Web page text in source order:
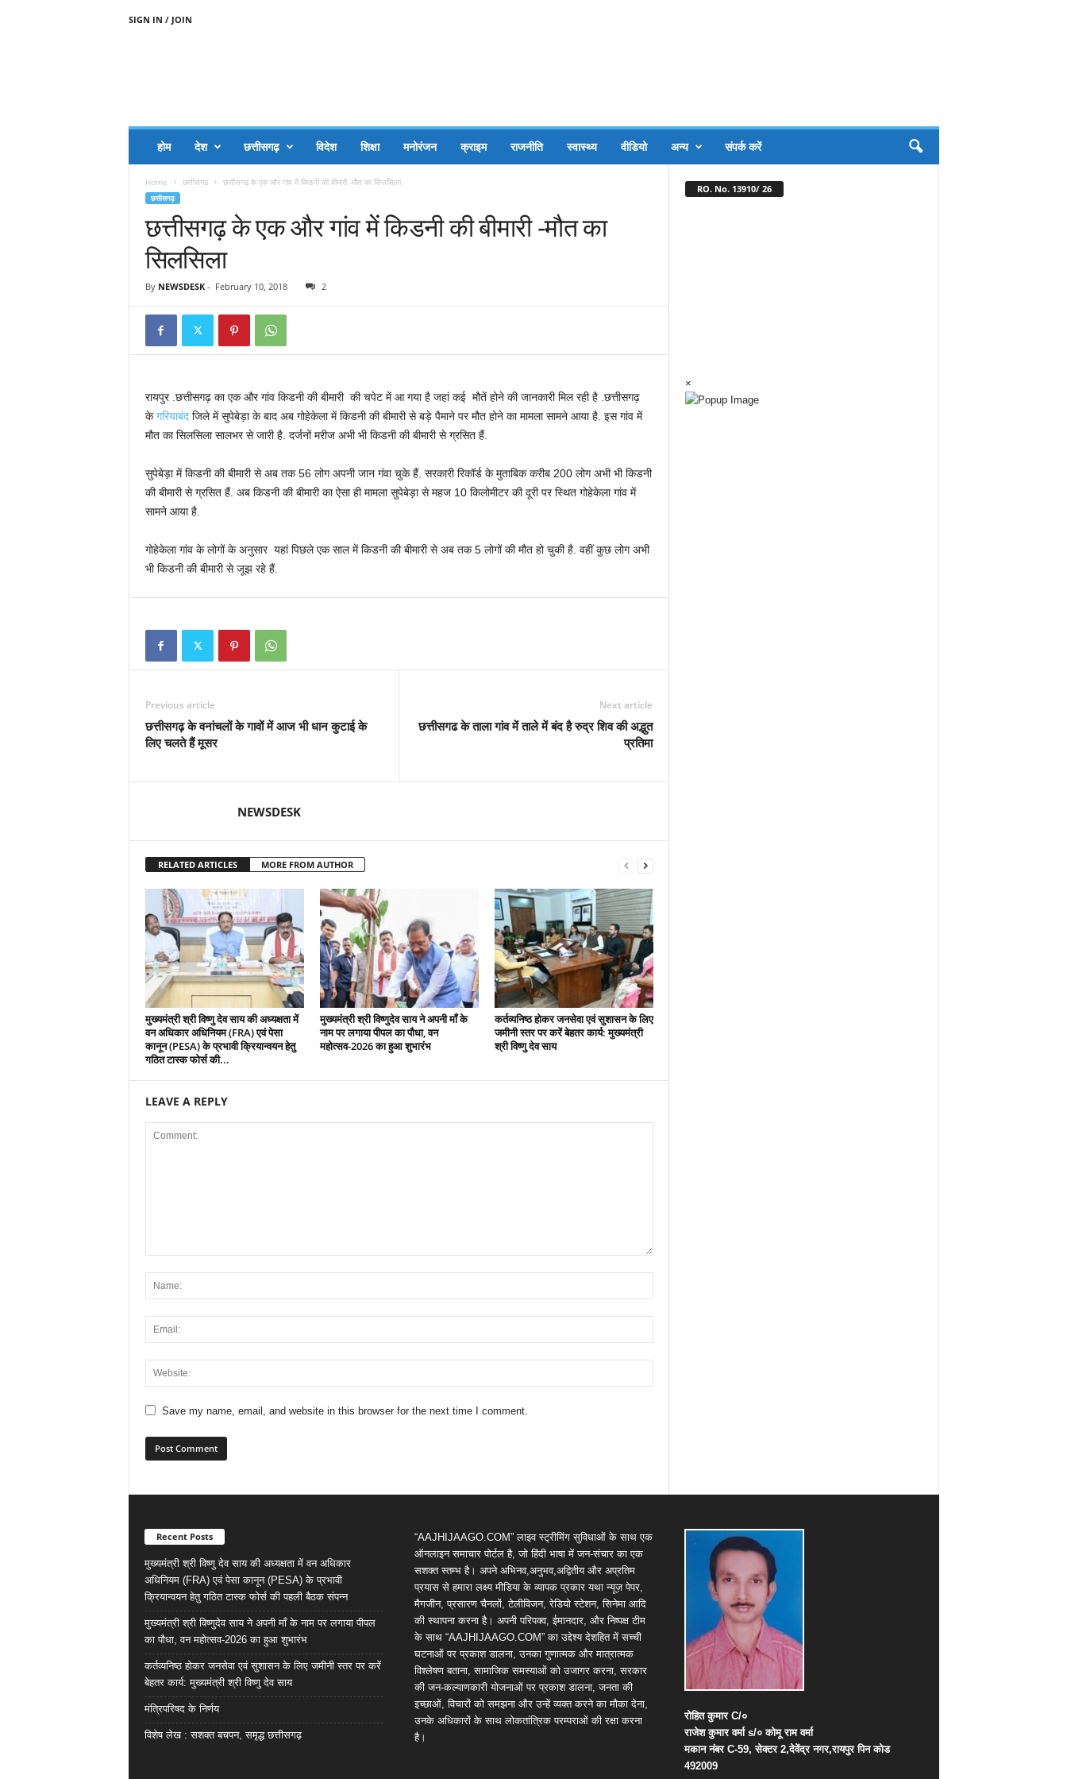
SIGN IN / JOIN
होम देश छत्तीसगढ़ विदेश शिक्षा मनोरंजन क्राइम राजनीति स्वास्थ्य वीडियो अन्य संपर्क करें
Home छत्तीसगढ़ छत्तीसगढ़ के एक और गांव में किडनी की बीमारी -मौत का सिलसिला
छत्तीसगढ़
छत्तीसगढ़ के एक और गांव में किडनी की बीमारी -मौत का
सिलसिला
By NEWSDESK- February 10, 2018 2
रायपुर .छत्तीसगढ़ का एक और गांव किडनी की बीमारी की चपेट में आ गया है जहां कई मौतें होने की जानकारी मिल रही है .छत्तीसगढ़
केगरियाबंदजिले में सुपेबेड़ा के बाद अब गोहेकेला में किडनी की बीमारी से बड़े पैमाने पर मौत होने का मामला सामने आया है. इस गांव में
मौत का सिलसिला सालभर से जारी है. दर्जनों मरीज अभी भी किडनी की बीमारी से ग्रसित हैं.
सुपेबेड़ा में किडनी की बीमारी से अब तक 56 लोग अपनी जान गंवा चुके हैं. सरकारी रिकॉर्ड के मुताबिक करीब 200 लोग अभी भी किडनी
की बीमारी से ग्रसित हैं. अब किडनी की बीमारी का ऐसा ही मामला सुपेबेड़ा से महज 10 किलोमीटर की दूरी पर स्थित गोहेकेला गांव में
सामने आया है.
गोहेकेला गांव के लोगों के अनुसार यहां पिछले एक साल में किडनी की बीमारी से अब तक 5 लोगों की मौत हो चुकी है. वहीं कुछ लोग अभी
भी किडनी की बीमारी से जूझ रहे हैं.
Previous article
छत्तीसगढ़ के वनांचलों के गावों में आज भी धान कुटाई के
लिए चलते हैं मूसर
Next article
छत्तीसगढ के ताला गांव में ताले में बंद है रुद्र शिव की अद्भुत
प्रतिमा
NEWSDESK
RELATED ARTICLES MORE FROM AUTHOR
मुख्यमंत्री श्री विष्णु देव साय की अध्यक्षता में
वन अधिकार अधिनियम (FRA) एवं पेसा
कानून (PESA) के प्रभावी क्रियान्वयन हेतु
गठित टास्क फोर्स की...
मुख्यमंत्री श्री विष्णुदेव साय ने अपनी माँ के
नाम पर लगाया पीपल का पौधा, वन
महोत्सव-2026 का हुआ शुभारंभ
कर्तव्यनिष्ठ होकर जनसेवा एवं सुशासन के लिए
जमीनी स्तर पर करें बेहतर कार्य: मुख्यमंत्री
श्री विष्णु देव साय
LEAVE A REPLY
Save my name, email, and website in this browser for the next time I comment.
RO. No. 13910/ 26
×
Recent Posts
मुख्यमंत्री श्री विष्णु देव साय की अध्यक्षता में वन अधिकार
अधिनियम (FRA) एवं पेसा कानून (PESA) के प्रभावी
क्रियान्वयन हेतु गठित टास्क फोर्स की पहली बैठक संपन्न
मुख्यमंत्री श्री विष्णुदेव साय ने अपनी माँ के नाम पर लगाया पीपल
का पौधा, वन महोत्सव-2026 का हुआ शुभारंभ
कर्तव्यनिष्ठ होकर जनसेवा एवं सुशासन के लिए जमीनी स्तर पर करें
बेहतर कार्य: मुख्यमंत्री श्री विष्णु देव साय
मंत्रिपरिषद के निर्णय
विशेष लेख : सशक्त बचपन, समृद्ध छत्तीसगढ़
“AAJHIJAAGO.COM” लाइव स्ट्रीमिंग सुविधाओं के साथ एक
ऑनलाइन समाचार पोर्टल है, जो हिंदी भाषा में जन-संचार का एक
सशक्त स्तम्भ है। अपने अभिनव,अनुभव,अद्वितीय और अप्रतिम
प्रयास से हमारा लक्ष्य मीडिया के व्यापक प्रकार यथा न्यूज़ पेपर,
मैगजीन, प्रसारण चैनलों, टेलीविजन, रेडियो स्टेशन, सिनेमा आदि
की स्थापना करना है। अपनी परिपक्व, ईमानदार, और निष्पक्ष टीम
के साथ “AAJHIJAAGO.COM” का उद्देश्य देशहित में सच्ची
घटनाओं पर प्रकाश डालना, उनका गुणात्मक और मात्रात्मक
विश्लेषण बताना, सामाजिक समस्याओं को उजागर करना, सरकार
की जन-कल्याणकारी योजनाओं पर प्रकाश डालना, जनता की
इच्छाओं, विचारों को समझना और उन्हें व्यक्त करने का मौका देना,
उनके अधिकारों के साथ लोकतांत्रिक परम्पराओं की रक्षा करना
है।
रोहित कुमारC/०
राजेश कुमार वर्माs/० कोमू राम वर्मा
मकान नंबरC-59,सेक्टर2,देवेंद्र नगर,रायपुर पिन कोड
492009